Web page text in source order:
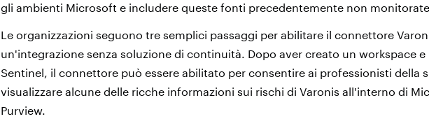
gli ambienti Microsoft e includere queste fonti precedentemente non
Le organizzazioni seguono tre semplici passaggi per abilitare il connettore
un'integrazione senza soluzione di continuità. Dopo aver creato un workspace e
Sentinel, il connettore può essere abilitato per consentire ai professionisti della
visualizzare alcune delle ricche informazioni sui rischi di Varonis all'interno di
Purview.